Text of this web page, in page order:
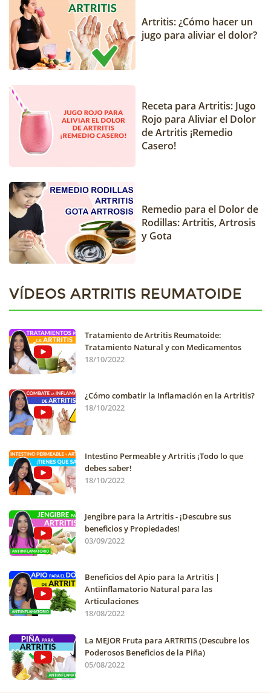
Artritis: ¿Cómo hacer un
jugo para aliviar el dolor?
Receta para Artritis: Jugo
Rojo para Aliviar el Dolor
de Artritis ¡Remedio
Casero!
Remedio para el Dolor de
Rodillas: Artritis, Artrosis
y Gota
VÍDEOS ARTRITIS REUMATOIDE
Tratamiento de Artritis Reumatoide:
Tratamiento Natural y con Medicamentos
18/10/2022
¿Cómo combatir la Inflamación en la Artritis?
18/10/2022
Intestino Permeable y Artritis ¡Todo lo que
debes saber!
18/10/2022
Jengibre para la Artritis - ¡Descubre sus
beneficios y Propiedades!
03/09/2022
Beneficios del Apio para la Artritis |
Antiinflamatorio Natural para las
Articulaciones
18/08/2022
La MEJOR Fruta para ARTRITIS (Descubre los
Poderosos Beneficios de la Piña)
05/08/2022